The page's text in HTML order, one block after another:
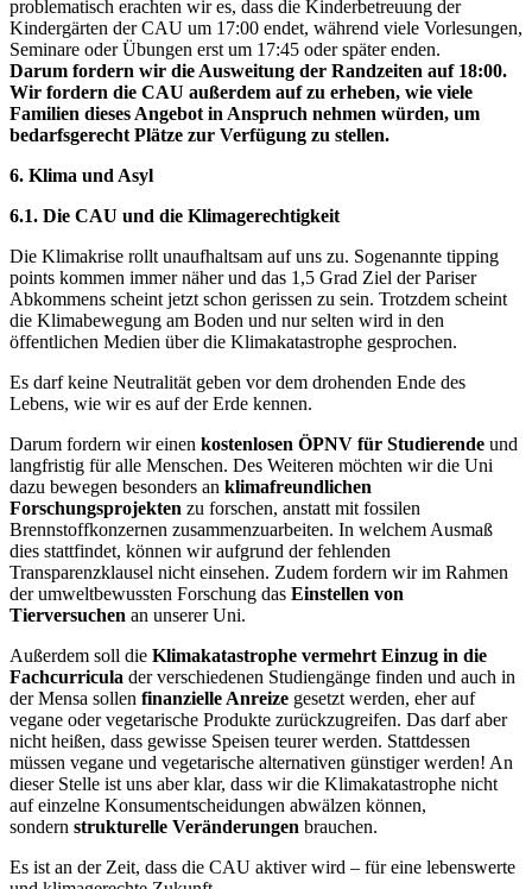
problematisch erachten wir es, dass die Kinderbetreuung der
Kindergärten der CAU um 17:00 endet, während viele Vorlesungen,
Seminare oder Übungen erst um 17:45 oder später enden.
Darum fordern wir die Ausweitung der Randzeiten auf 18:00.
Wir fordern die CAU außerdem auf zu erheben, wie viele
Familien dieses Angebot in Anspruch nehmen würden, um
bedarfsgerecht Plätze zur Verfügung zu stellen.
6. Klima und Asyl
6.1. Die CAU und die Klimagerechtigkeit
Die Klimakrise rollt unaufhaltsam auf uns zu. Sogenannte tipping
points kommen immer näher und das 1,5 Grad Ziel der Pariser
Abkommens scheint jetzt schon gerissen zu sein. Trotzdem scheint
die Klimabewegung am Boden und nur selten wird in den
öffentlichen Medien über die Klimakatastrophe gesprochen.
Es darf keine Neutralität geben vor dem drohenden Ende des
Lebens, wie wir es auf der Erde kennen.
Darum fordern wir einen kostenlosen ÖPNV für Studierende und
langfristig für alle Menschen. Des Weiteren möchten wir die Uni
dazu bewegen besonders an klimafreundlichen
Forschungsprojekten zu forschen, anstatt mit fossilen
Brennstoffkonzernen zusammenzuarbeiten. In welchem Ausmaß
dies stattfindet, können wir aufgrund der fehlenden
Transparenzklausel nicht einsehen. Zudem fordern wir im Rahmen
der umweltbewussten Forschung das Einstellen von
Tierversuchen an unserer Uni.
Außerdem soll die Klimakatastrophe vermehrt Einzug in die
Fachcurricula der verschiedenen Studiengänge finden und auch in
der Mensa sollen finanzielle Anreize gesetzt werden, eher auf
vegane oder vegetarische Produkte zurückzugreifen. Das darf aber
nicht heißen, dass gewisse Speisen teurer werden. Stattdessen
müssen vegane und vegetarische alternativen günstiger werden! An
dieser Stelle ist uns aber klar, dass wir die Klimakatastrophe nicht
auf einzelne Konsumentscheidungen abwälzen können,
sondern strukturelle Veränderungen brauchen.
Es ist an der Zeit, dass die CAU aktiver wird – für eine lebenswerte